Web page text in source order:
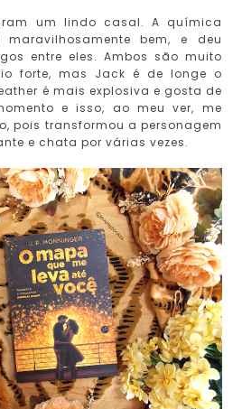
um lindo casal. A química
maravilhosamente bem, e deu
entre eles. Ambos são muito
forte, mas Jack é de longe o
é mais explosiva e gosta de
e isso, ao meu ver, me
pois transformou a personagem
e chata por várias vezes.